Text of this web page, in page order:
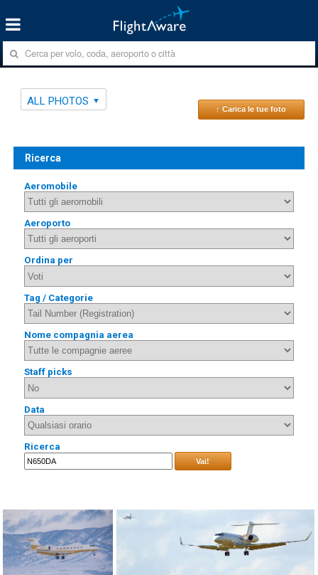
ALL PHOTOS
↑ Carica le tue foto
Ricerca
Aeromobile
Aeroporto
Ordina per
Tag / Categorie
Nome compagnia aerea
Staff picks
Data
Ricerca
Vai!